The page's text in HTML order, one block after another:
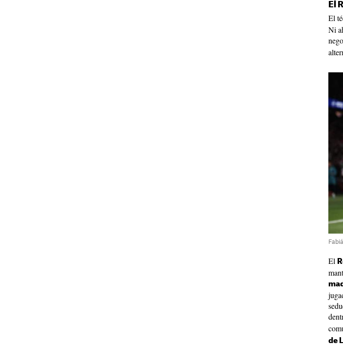
El
El
Ni
El
de